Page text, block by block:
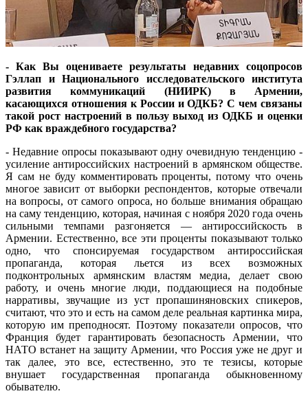
- Как Вы оцениваете результаты недавних соцопросов
Гэллап и Национального исследовательского института
развития коммуникаций (НИИРК) в Армении,
касающихся отношения к России и ОДКБ? С чем связаны
такой рост настроений в пользу выход из ОДКБ и оценки
РФ как враждебного государства?
- Недавние опросы показывают одну очевидную тенденцию -
усиление антироссийских настроений в армянском обществе.
Я сам не буду комментировать проценты, потому что очень
многое зависит от выборки респондентов, которые отвечали
на вопросы, от самого опроса, но больше внимания обращаю
на саму тенденцию, которая, начиная с ноября 2020 года очень
сильными темпами разгоняется — антироссийскость в
Армении. Естественно, все эти проценты показывают только
одно, что спонсируемая государством антироссийская
пропаганда, которая льется из всех возможных
подконтрольных армянским властям медиа, делает свою
работу, и очень многие люди, поддающиеся на подобные
нарративы, звучащие из уст пропашиняновских спикеров,
считают, что это и есть на самом деле реальная картинка мира,
которую им преподносят. Поэтому показатели опросов, что
Франция будет гарантировать безопасность Армении, что
НАТО встанет на защиту Армении, что Россия уже не друг и
так далее, это все, естественно, это те тезисы, которые
внушает государственная пропаганда обыкновенному
обывателю.